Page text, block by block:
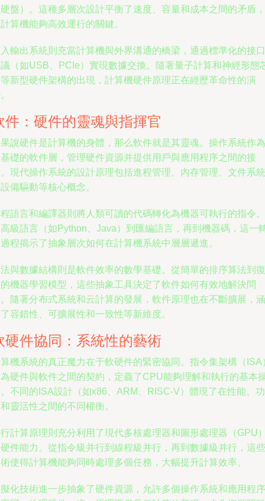
盤）。這種多層次設計平衡了速度、容量和成本之間的矛盾，
算機能夠高效運行的關鍵。
輸出系統則充當計算機與外界溝通的橋梁，通過標準化的接口
（如USB、PCIe）實現數據交換。隨著量子計算和神經形態
新型硬件架構的出現，計算機硬件原理正在經歷革命性的演
件：硬件的靈魂與指揮官
說硬件是計算機的身體，那么軟件就是其靈魂。操作系統作為
礎的軟件層，管理硬件資源并提供用戶與應用程序之間的接
現代操作系統的設計原理包括進程管理、內存管理、文件系統
備驅動等核心概念。
語言和編譯器則將人類可讀的代碼轉化為機器可執行的指令。
級語言（如Python、Java）到匯編語言，再到機器碼，這一
程揭示了抽象層次如何在計算機系統中層層遞進。
與數據結構則是軟件效率的數學基礎。從簡單的排序算法到復
機器學習模型，這些抽象工具決定了軟件如何有效地解決問
隨著分布式系統和云計算的發展，軟件原理也在不斷擴展，涵
容錯性、可擴展性和一致性等新維度。
硬件協同：系統性的藝術
機系統的真正魔力在于軟硬件的緊密協同。指令集架構（ISA
硬件與軟件之間的契約，定義了CPU能夠理解和執行的基本
不同的ISA設計（如x86、ARM、RISC-V）體現了在性能、功
靈活性之間的不同權衡。
計算原理則充分利用了現代多核處理器和圖形處理器（GPU
件能力。從指令級并行到線程級并行，再到數據級并行，這些
使得計算機能夠同時處理多個任務，大幅提升計算效率。
化技術進一步抽象了硬件資源，允許多個操作系統和應用程序